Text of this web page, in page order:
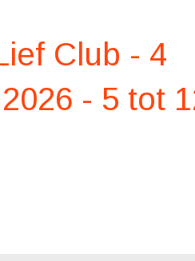
Club - 4
- 5 tot